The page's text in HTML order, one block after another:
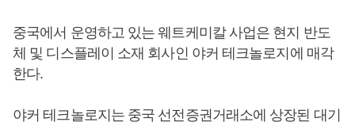
중국에서 운영하고 있는 웨트케미칼 사업은 현지 반도
체 및 디스플레이 소재 회사인 야커 테크놀로지에 매각
한다.
야커 테크놀로지는 중국 선전증권거래소에 상장된 대기